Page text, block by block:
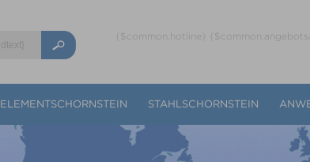
{$common.hotline}
ELEMENTSCHORNSTEIN STAHLSCHORNSTEIN